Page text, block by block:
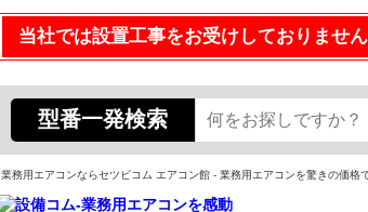
当社では設置工事をお受けしておりませ
型番一発検索
業務用エアコンならセツビコム エアコン館 - 業務用エアコンを驚きの価格